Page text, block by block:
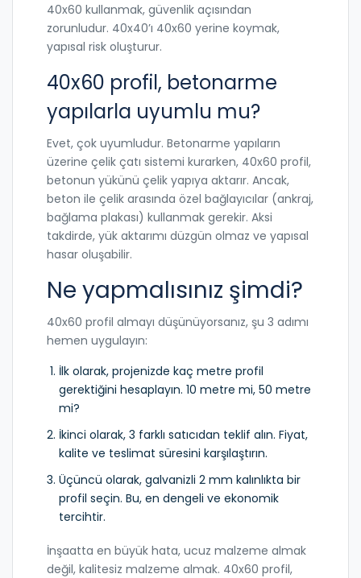
40x60 kullanmak, güvenlik açısından
zorunludur. 40x40’ı 40x60 yerine koymak,
yapısal risk oluşturur.
40x60 profil, betonarme
yapılarla uyumlu mu?
Evet, çok uyumludur. Betonarme yapıların
üzerine çelik çatı sistemi kurarken, 40x60 profil,
betonun yükünü çelik yapıya aktarır. Ancak,
beton ile çelik arasında özel bağlayıcılar (ankraj,
bağlama plakası) kullanmak gerekir. Aksi
takdirde, yük aktarımı düzgün olmaz ve yapısal
hasar oluşabilir.
Ne yapmalısınız şimdi?
40x60 profil almayı düşünüyorsanız, şu 3 adımı
hemen uygulayın:
İlk olarak, projenizde kaç metre profil
gerektiğini hesaplayın. 10 metre mi, 50 metre
mi?
İkinci olarak, 3 farklı satıcıdan teklif alın. Fiyat,
kalite ve teslimat süresini karşılaştırın.
Üçüncü olarak, galvanizli 2 mm kalınlıkta bir
profil seçin. Bu, en dengeli ve ekonomik
tercihtir.
İnşaatta en büyük hata, ucuz malzeme almak
değil, kalitesiz malzeme almak. 40x60 profil,